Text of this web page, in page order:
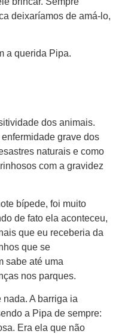
deixaríamos de amá-lo,
a querida Pipa.
dos animais.
grave dos
naturais e como
com a gravidez
bípede, foi muito
de fato ela aconteceu,
que eu receberia da
que se
sabe até uma
nos parques.
nada. A barriga ia
a Pipa de sempre:
Era ela que não